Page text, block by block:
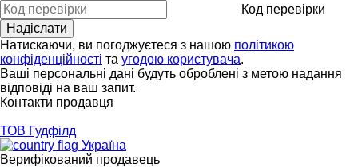
Код перевірки
Натискаючи, ви погоджуєтеся з нашою політикою
конфіденційності та угодою користувача.
Ваші персональні дані будуть оброблені з метою надання
відповіді на ваш запит.
Контакти продавця
ТОВ Гудфілд
Україна
Верифікований продавець